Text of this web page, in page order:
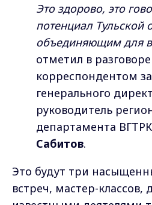
Это здорово, это
потенциал Тульской
объединяющим для
отметил в разговоре
корреспондентом
генерального
руководитель
департамента ВГТРК
Сабитов.
Это будут три
встреч, мастер-классов,